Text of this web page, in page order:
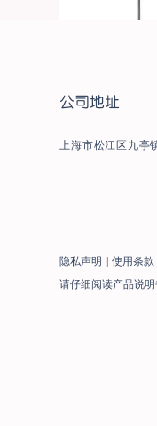
公司地址
上海市松江区九亭
隐私声明 | 使用条款
请仔细阅读产品说